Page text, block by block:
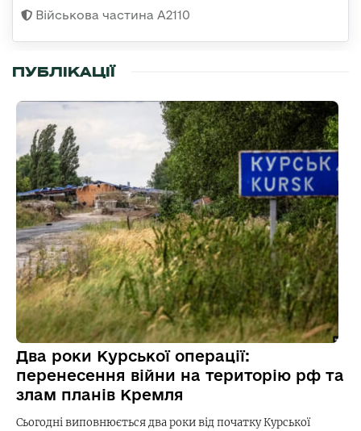
Військова частина А2110
ПУБЛІКАЦІЇ
Два роки Курської операції:
перенесення війни на територію рф та
злам планів Кремля
Сьогодні виповнюється два роки від початку Курської